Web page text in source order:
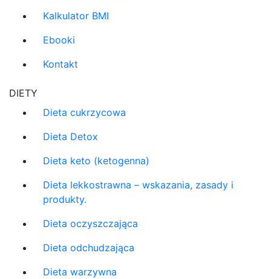
Kalkulator BMI
Ebooki
Kontakt
DIETY
Dieta cukrzycowa
Dieta Detox
Dieta keto (ketogenna)
Dieta lekkostrawna – wskazania, zasady i
produkty.
Dieta oczyszczająca
Dieta odchudzająca
Dieta warzywna